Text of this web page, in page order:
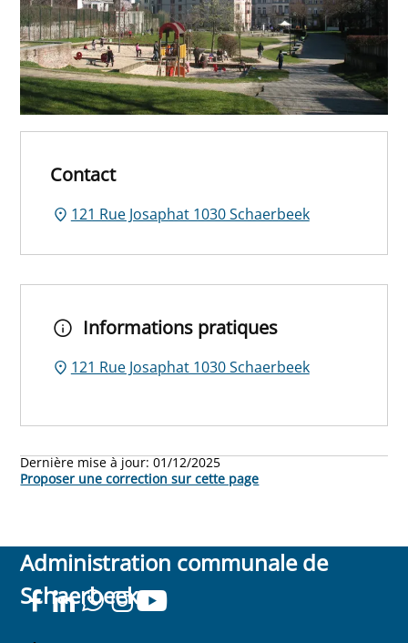
Contact
121 Rue Josaphat 1030 Schaerbeek
Informations pratiques
121 Rue Josaphat 1030 Schaerbeek
Dernière mise à jour:01/12/2025
Proposer une correction sur cette page
Administration communale de
Schaerbeek